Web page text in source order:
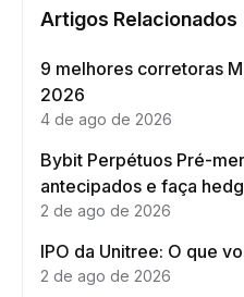
Artigos Relacionados
9 melhores corretoras
2026
4 de ago de 2026
Bybit Perpétuos Pré-
antecipados e faça
2 de ago de 2026
IPO da Unitree: O que
2 de ago de 2026